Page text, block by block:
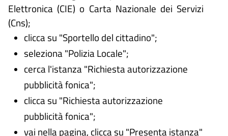
Elettronica (CIE) o Carta Nazionale dei Servizi
(Cns);
clicca su "Sportello del cittadino";
seleziona "Polizia Locale";
cerca l'istanza "Richiesta autorizzazione
pubblicità fonica";
clicca su "Richiesta autorizzazione
pubblicità fonica";
vai nella pagina, clicca su "Presenta istanza"